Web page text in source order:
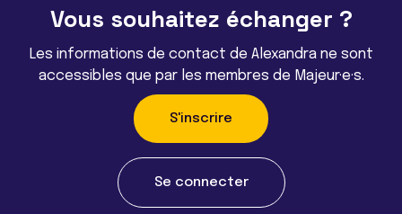
Vous souhaitez échanger ?
Les informations de contact de Alexandra ne sont
accessibles que par les membres de Majeur·e·s.
S'inscrire
Se connecter